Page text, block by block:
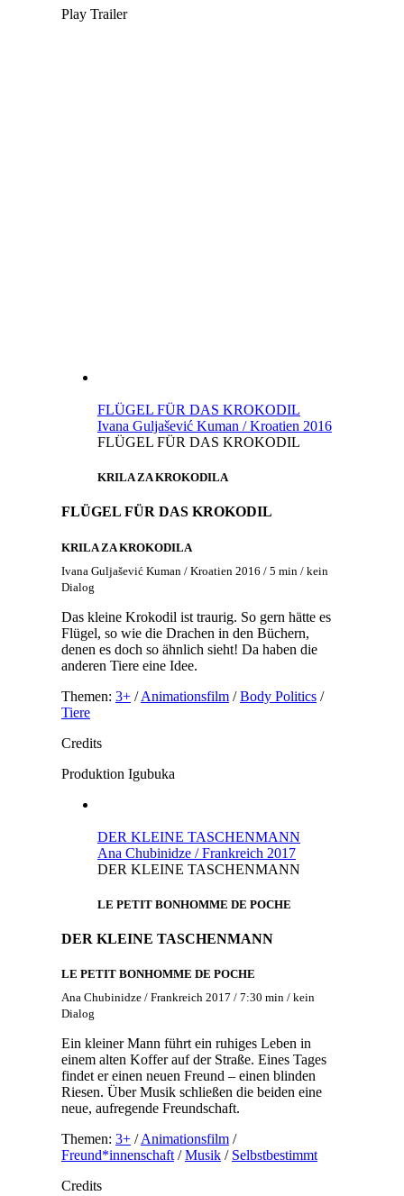
Play Trailer
FLÜGEL FÜR DAS KROKODIL
Ivana Guljašević Kuman / Kroatien 2016
FLÜGEL FÜR DAS KROKODIL
KRILA ZA KROKODILA
FLÜGEL FÜR DAS KROKODIL
KRILA ZA KROKODILA
Ivana Guljašević Kuman / Kroatien 2016 / 5 min / kein
Dialog
Das kleine Krokodil ist traurig. So gern hätte es
Flügel, so wie die Drachen in den Büchern,
denen es doch so ähnlich sieht! Da haben die
anderen Tiere eine Idee.
Themen: 3+/Animationsfilm/Body Politics/
Tiere
Credits
Produktion Igubuka
DER KLEINE TASCHENMANN
Ana Chubinidze / Frankreich 2017
DER KLEINE TASCHENMANN
LE PETIT BONHOMME DE POCHE
DER KLEINE TASCHENMANN
LE PETIT BONHOMME DE POCHE
Ana Chubinidze / Frankreich 2017 / 7:30 min / kein
Dialog
Ein kleiner Mann führt ein ruhiges Leben in
einem alten Koffer auf der Straße. Eines Tages
findet er einen neuen Freund – einen blinden
Riesen. Über Musik schließen die beiden eine
neue, aufregende Freundschaft.
Themen: 3+/Animationsfilm/
Freund*innenschaft/Musik/ Selbstbestimmt
Credits